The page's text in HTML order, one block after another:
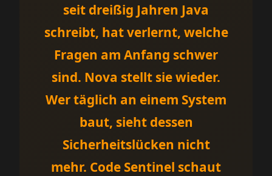
seit dreißig Jahren Java
schreibt, hat verlernt, welche
Fragen am Anfang schwer
sind. Nova stellt sie wieder.
Wer täglich an einem System
baut, sieht dessen
Sicherheitslücken nicht
mehr. Code Sentinel schaut